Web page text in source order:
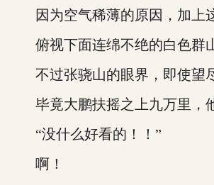
因为空气稀薄的原因，加上这
俯视下面连绵不绝的白色群山
不过张骁山的眼界，即使望尽
毕竟大鹏扶摇之上九万里，他
“没什么好看的！！”
啊！